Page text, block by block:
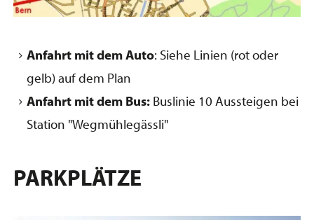
Anfahrt mit dem Auto: Siehe Linien (rot oder
gelb) auf dem Plan
Anfahrt mit dem Bus: Buslinie 10 Aussteigen bei
Station "Wegmühlegässli"
PARKPLÄTZE